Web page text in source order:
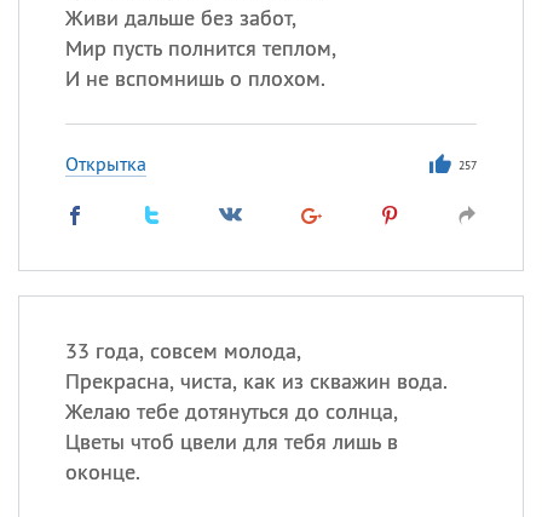
Живи дальше без забот,
Мир пусть полнится теплом,
И не вспомнишь о плохом.
Открытка 257
33 года, совсем молода,
Прекрасна, чиста, как из скважин вода.
Желаю тебе дотянуться до солнца,
Цветы чтоб цвели для тебя лишь в
оконце.